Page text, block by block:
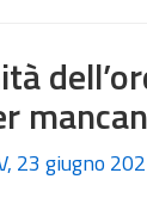
23 giugno